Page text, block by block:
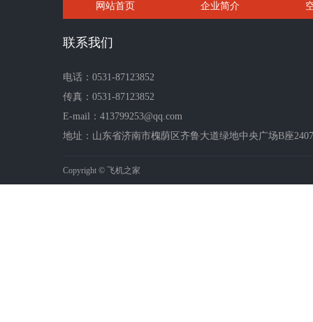
网站首页 企业简介
联系我们
电话：0531-87123852
传真：0531-87123852
E-mail：413799253@qq.com
地址：山东省济南市槐荫区齐鲁大道绿地中央广场B座
Copyright © 飞机之家